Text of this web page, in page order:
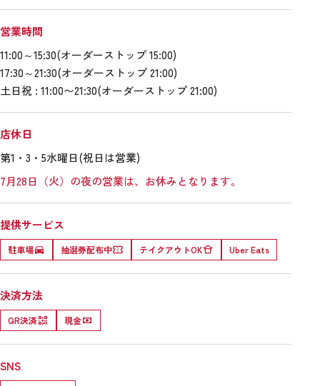
営業時間
11:00～15:30(オーダーストップ 15:00)
17:30～21:30(オーダーストップ 21:00)
土日祝 : 11:00〜21:30(オーダーストップ 21:00)
店休日
第1・3・5水曜日(祝日は営業)
7月28日（火）の夜の営業は、お休みとなります。
提供サービス
駐車場 抽選券配布中 テイクアウトOK Uber Eats
決済方法
QR決済 現金
SNS